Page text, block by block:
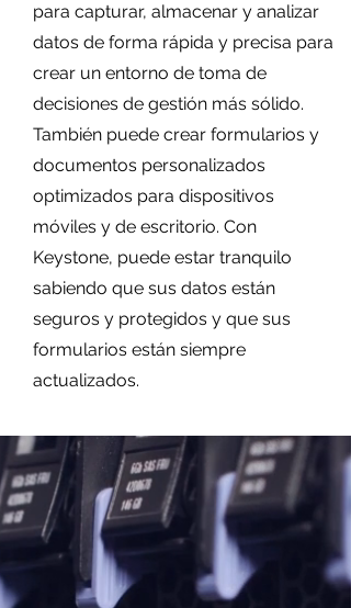
para capturar, almacenar y analizar
datos de forma rápida y precisa para
crear un entorno de toma de
decisiones de gestión más sólido.
También puede crear formularios y
documentos personalizados
optimizados para dispositivos
móviles y de escritorio. Con
Keystone, puede estar tranquilo
sabiendo que sus datos están
seguros y protegidos y que sus
formularios están siempre
actualizados.